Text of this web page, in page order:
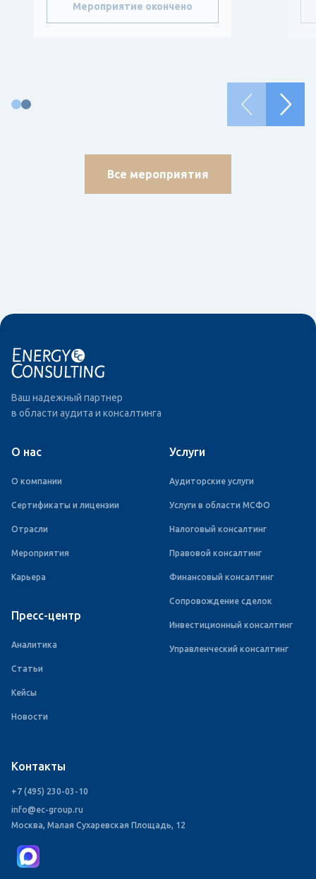
Мероприятие окончено
Все мероприятия
Ваш надежный партнер
в области аудита и консалтинга
О нас
О компании
Сертификаты и лицензии
Отрасли
Мероприятия
Карьера
Пресс-центр
Аналитика
Статьи
Кейсы
Новости
Услуги
Аудиторские услуги
Услуги в области МСФО
Налоговый консалтинг
Правовой консалтинг
Финансовый консалтинг
Сопровождение сделок
Инвестиционный консалтинг
Управленческий консалтинг
Контакты
+7 (495) 230-03-10
info@ec-group.ru
Москва, Малая Сухаревская Площадь, 12